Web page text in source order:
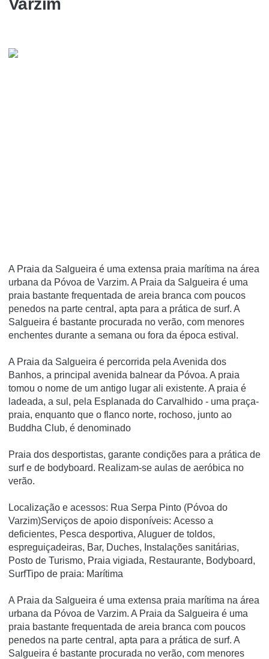
A Praia da Salgueira é uma extensa praia marí­tima na área
urbana da Póvoa de Varzim. A Praia da Salgueira é uma
praia bastante frequentada de areia branca com poucos
penedos na parte central, apta para a prática de surf. A
Salgueira é bastante procurada no verão, com menores
enchentes durante a semana ou fora da época estival.
A Praia da Salgueira é percorrida pela Avenida dos
Banhos, a principal avenida balnear da Póvoa. A praia
tomou o nome de um antigo lugar ali existente. A praia é
ladeada, a sul, pela Esplanada do Carvalhido - uma praça-
praia, enquanto que o flanco norte, rochoso, junto ao
Buddha Club, é denominado
Praia dos desportistas, garante condições para a prática de
surf e de bodyboard. Realizam-se aulas de aeróbica no
verão.
Localização e acessos: Rua Serpa Pinto (Póvoa do
Varzim)Serviços de apoio disponíveis: Acesso a
deficientes, Pesca desportiva, Aluguer de toldos,
espreguiçadeiras, Bar, Duches, Instalações sanitárias,
Posto de Turismo, Praia vigiada, Restaurante, Bodyboard,
SurfTipo de praia: Marítima
A Praia da Salgueira é uma extensa praia marítima na área
urbana da Póvoa de Varzim. A Praia da Salgueira é uma
praia bastante frequentada de areia branca com poucos
penedos na parte central, apta para a prática de surf. A
Salgueira é bastante procurada no verão, com menores